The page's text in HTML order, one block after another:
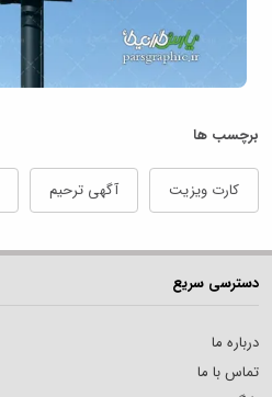
برچسب ها
کارت ویزیت آگهی ترحیم
دسترسی سریع
درباره ما
تماس با ما